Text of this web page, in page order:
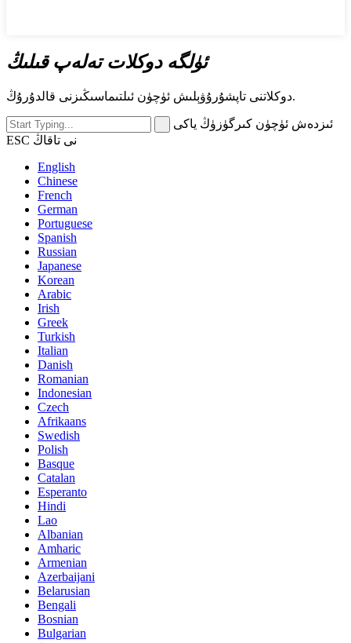
ئۈلگە دوكلات تەلەپ قىلىڭ
دوكلاتنى تاپشۇرۇۋېلىش ئۈچۈن ئىلتىماسىڭىزنى قالدۇرۇڭ.
ئىزدەش ئۈچۈن كىرگۈزۈڭ ياكى
ESC نى تاقاڭ
English
Chinese
French
German
Portuguese
Spanish
Russian
Japanese
Korean
Arabic
Irish
Greek
Turkish
Italian
Danish
Romanian
Indonesian
Czech
Afrikaans
Swedish
Polish
Basque
Catalan
Esperanto
Hindi
Lao
Albanian
Amharic
Armenian
Azerbaijani
Belarusian
Bengali
Bosnian
Bulgarian